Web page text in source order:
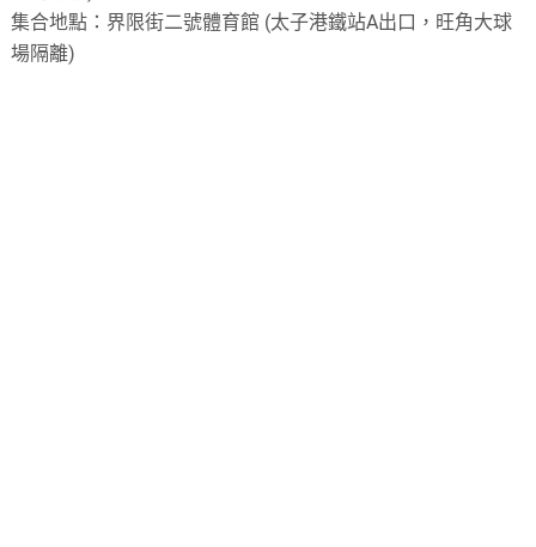
集合地點：界限街二號體育館 (太子港鐵站A出口，旺角大球
場隔離)